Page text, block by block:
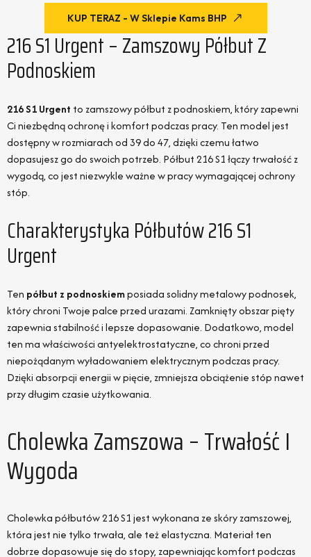
KUP TERAZ - W Sklepie Kams BHP
216 S1 Urgent – Zamszowy Półbut Z
Podnoskiem
216 S1 Urgent to zamszowy półbut z podnoskiem, który zapewni
Ci niezbędną ochronę i komfort podczas pracy. Ten model jest
dostępny w rozmiarach od 39 do 47, dzięki czemu łatwo
dopasujesz go do swoich potrzeb. Półbut 216 S1 łączy trwałość z
wygodą, co jest niezwykle ważne w pracy wymagającej ochrony
stóp.
Charakterystyka Półbutów 216 S1
Urgent
Ten półbut z podnoskiemposiada solidny metalowy podnosek,
który chroni Twoje palce przed urazami. Zamknięty obszar pięty
zapewnia stabilność i lepsze dopasowanie. Dodatkowo, model
ten ma właściwości antyelektrostatyczne, co chroni przed
niepożądanym wyładowaniem elektrycznym podczas pracy.
Dzięki absorpcji energii w pięcie, zmniejsza obciążenie stóp nawet
przy długim czasie użytkowania.
Cholewka Zamszowa – Trwałość I
Wygoda
Cholewka półbutów 216 S1 jest wykonana ze skóry zamszowej,
która jest nie tylko trwała, ale też elastyczna. Materiał ten
dobrze dopasowuje się do stopy, zapewniając komfort podczas